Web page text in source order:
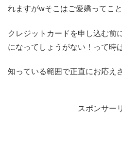
れますがwそこはご愛嬌ってこと
クレジットカードを申し込む前
になってしょうがない！って時
知っている範囲で正直にお応え
スポンサー